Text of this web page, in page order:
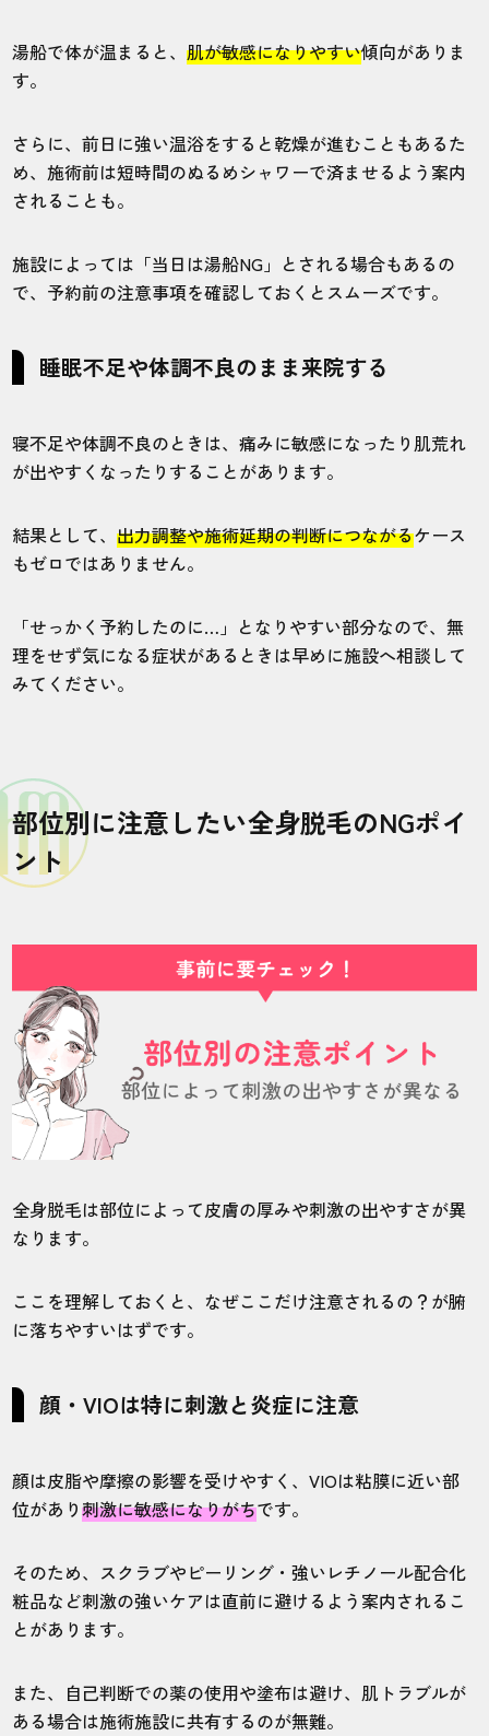
湯船で体が温まると、肌が敏感になりやすい傾向がありま
す。
さらに、前日に強い温浴をすると乾燥が進むこともあるた
め、施術前は短時間のぬるめシャワーで済ませるよう案内
されることも。
施設によっては「当日は湯船NG」とされる場合もあるの
で、予約前の注意事項を確認しておくとスムーズです。
睡眠不足や体調不良のまま来院する
寝不足や体調不良のときは、痛みに敏感になったり肌荒れ
が出やすくなったりすることがあります。
結果として、出力調整や施術延期の判断につながるケース
もゼロではありません。
「せっかく予約したのに…」となりやすい部分なので、無
理をせず気になる症状があるときは早めに施設へ相談して
みてください。
部位別に注意したい全身脱毛のNGポイ
ント
全身脱毛は部位によって皮膚の厚みや刺激の出やすさが異
なります。
ここを理解しておくと、なぜここだけ注意されるの？が腑
に落ちやすいはずです。
顔・VIOは特に刺激と炎症に注意
顔は皮脂や摩擦の影響を受けやすく、VIOは粘膜に近い部
位があり刺激に敏感になりがちです。
そのため、スクラブやピーリング・強いレチノール配合化
粧品など刺激の強いケアは直前に避けるよう案内されるこ
とがあります。
また、自己判断での薬の使用や塗布は避け、肌トラブルが
ある場合は施術施設に共有するのが無難。